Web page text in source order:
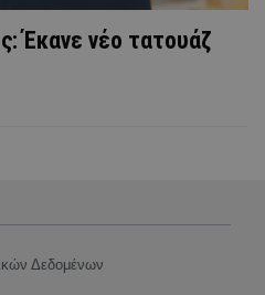
Έκανε νέο τατουάζ
Δεδομένων